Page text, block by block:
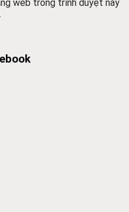
web trong trình duyệt này